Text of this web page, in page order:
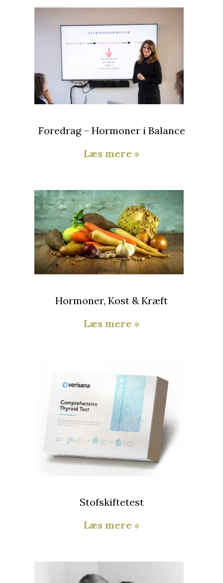
Foredrag – Hormoner i Balance
Læs mere »
Hormoner, Kost & Kræft
Læs mere »
Stofskiftetest
Læs mere »